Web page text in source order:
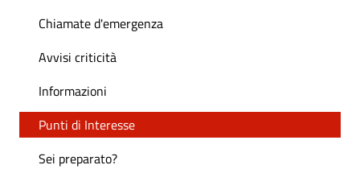
Chiamate d'emergenza
Avvisi criticità
Informazioni
Punti di Interesse
Sei preparato?